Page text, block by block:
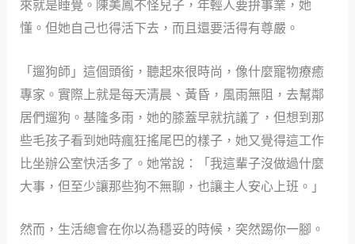
來就是睡覺。陳美鳳不怪兒子，年輕人要拚事業，她
懂。但她自己也得活下去，而且還要活得有尊嚴。
「遛狗師」這個頭銜，聽起來很時尚，像什麼寵物療癒
專家。實際上就是每天清晨、黃昏，風雨無阻，去幫鄰
居們遛狗。基隆多雨，她的膝蓋早就抗議了，但想到那
些毛孩子看到她時瘋狂搖尾巴的樣子，她又覺得這工作
比坐辦公室快活多了。她常說：「我這輩子沒做過什麼
大事，但至少讓那些狗不無聊，也讓主人安心上班。」
然而，生活總會在你以為穩妥的時候，突然踢你一腳。